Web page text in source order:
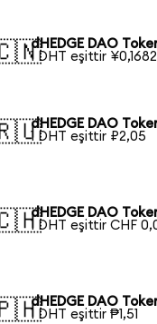
dHEDGE DAO
1 DHT eşittir ¥0,1682
dHEDGE DAO
1 DHT eşittir ₽2,05
dHEDGE DAO
1 DHT eşittir CHF
dHEDGE DAO
1 DHT eşittir ₱1,51